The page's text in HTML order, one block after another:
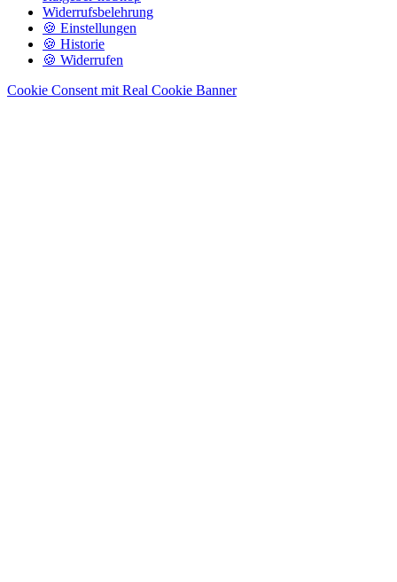
Widerrufsbelehrung
🍪 Einstellungen
🍪 Historie
🍪 Widerrufen
Cookie Consent mit Real Cookie Banner